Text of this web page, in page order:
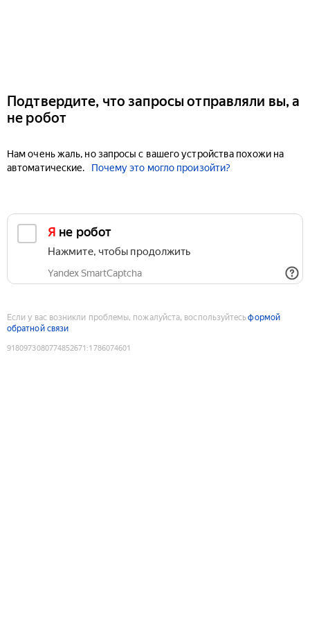
Подтвердите, что запросы отправляли вы, а
не робот
Нам очень жаль, но запросы с вашего устройства похожи на
автоматические.
Почему это могло произойти?
Я не робот
Нажмите, чтобы продолжить
Yandex SmartCaptcha
Если у вас возникли проблемы, пожалуйста, воспользуйтесьформой
обратной связи
9180973080774852671 :1786074601